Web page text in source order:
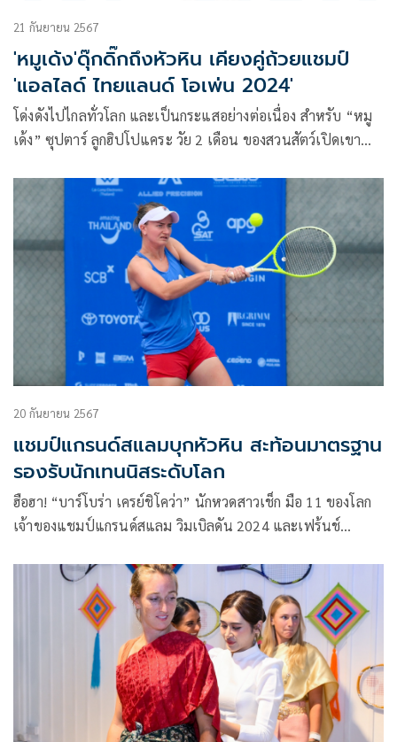
21 กันยายน 2567
'หมูเด้ง'ดุ๊กดิ๊กถึงหัวหิน เคียงคู่ถ้วยแชมป์
'แอลไลด์ ไทยแลนด์ โอเพ่น 2024'
โด่งดังไปไกลทั่วโลก และเป็นกระแสอย่างต่อเนื่อง สำหรับ “หมู
เด้ง” ซุปตาร์ ลูกฮิปโปแคระ วัย 2 เดือน ของสวนสัตว์เปิดเขา
20 กันยายน 2567
แชมป์แกรนด์สแลมบุกหัวหิน สะท้อนมาตรฐาน
รองรับนักเทนนิสระดับโลก
ฮือฮา! “บาร์โบร่า เครย์ชิโคว่า” นักหวดสาวเช็ก มือ 11 ของโลก
เจ้าของแชมป์แกรนด์สแลม วิมเบิลดัน 2024 และเฟร้นช์
จ.ประจวบคีรีขันธ์ ในช่วงที่มีศึกใหญ่ “แอลไลด์ ไทยแลนด์
โอเพ่น 2024 พรีเซนเต็ด บาย แคล-คอมพ์” แสดงให้เห็นถึง
มาตรฐาน และความพร้อมของสถานที่ในการทั้งจัดแมตช์เทนนิส
ระดับโลก และพร้อมรองรับนักหวดระดับโลกที่มาฟิตซ้อมเพื่อ
เตรียมตัวสำหรับการแข่งขันรายการอาชีพ